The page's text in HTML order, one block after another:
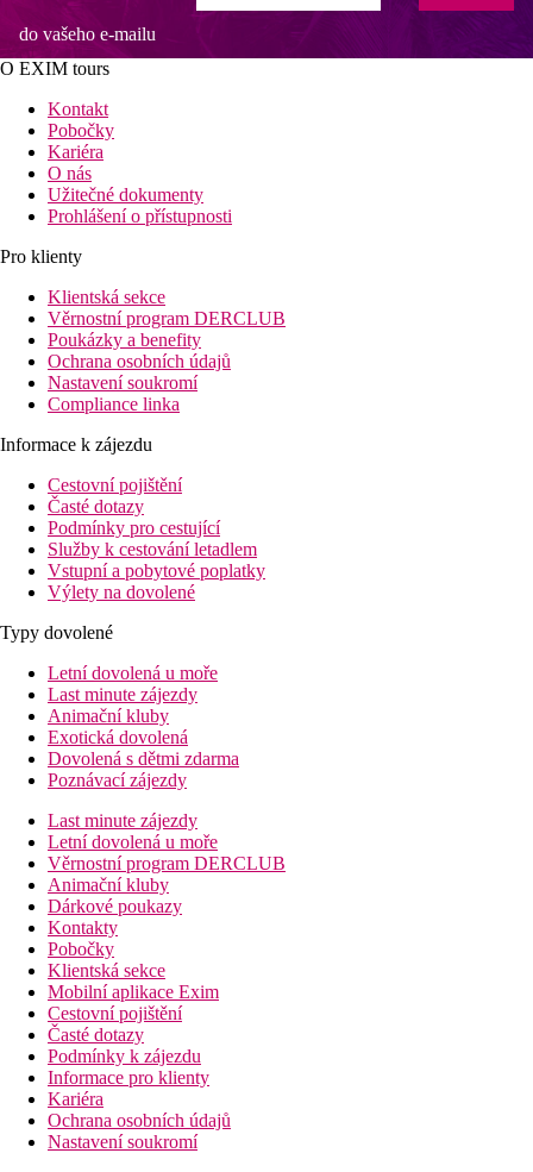
do vašeho e-mailu
O EXIM tours
Kontakt
Pobočky
Kariéra
O nás
Užitečné dokumenty
Prohlášení o přístupnosti
Pro klienty
Klientská sekce
Věrnostní program DERCLUB
Poukázky a benefity
Ochrana osobních údajů
Nastavení soukromí
Compliance linka
Informace k zájezdu
Cestovní pojištění
Časté dotazy
Podmínky pro cestující
Služby k cestování letadlem
Vstupní a pobytové poplatky
Výlety na dovolené
Typy dovolené
Letní dovolená u moře
Last minute zájezdy
Animační kluby
Exotická dovolená
Dovolená s dětmi zdarma
Poznávací zájezdy
Last minute zájezdy
Letní dovolená u moře
Věrnostní program DERCLUB
Animační kluby
Dárkové poukazy
Kontakty
Pobočky
Klientská sekce
Mobilní aplikace Exim
Cestovní pojištění
Časté dotazy
Podmínky k zájezdu
Informace pro klienty
Kariéra
Ochrana osobních údajů
Nastavení soukromí